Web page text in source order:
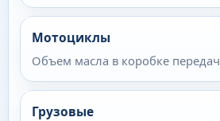
Мотоциклы
Объем масла в коробке передач
Грузовые